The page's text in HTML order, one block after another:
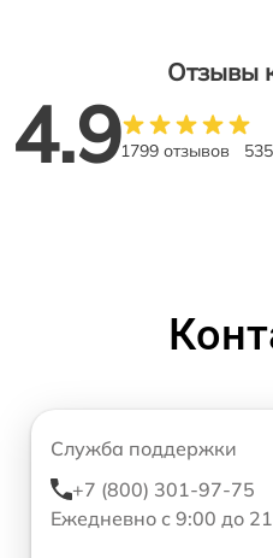
Отзывы
4.91799 отзывов
Служба поддержки
+7 (800) 301-97-75
Ежедневно с 9:00 до